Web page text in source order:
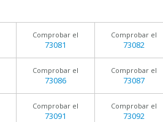
Comprobar el
73081
Comprobar el
73082
Comprobar el
73086
Comprobar el
73087
Comprobar el
73091
Comprobar el
73092